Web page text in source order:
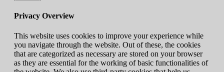
Privacy Overview
This website uses cookies to improve your experience while
you navigate through the website. Out of these, the cookies
that are categorized as necessary are stored on your browser
as they are essential for the working of basic functionalities of